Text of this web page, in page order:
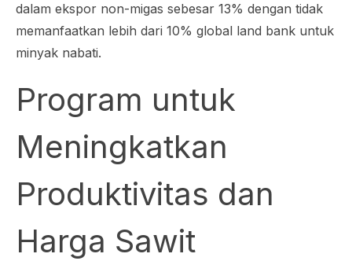
dalam ekspor non-migas sebesar 13% dengan tidak
memanfaatkan lebih dari 10% global land bank untuk
minyak nabati.
Program untuk
Meningkatkan
Produktivitas dan
Harga Sawit